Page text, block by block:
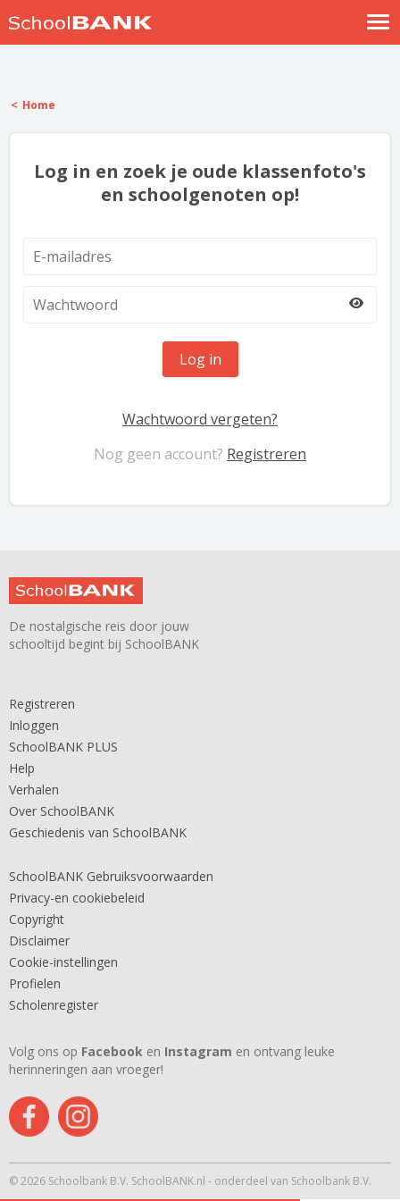
Help
Home
Log in en zoek je oude klassenfoto's
en schoolgenoten op!
Log in
Wachtwoord vergeten?
Nog geen account? Registreren
De nostalgische reis door jouw
schooltijd begint bij SchoolBANK
Registreren
Inloggen
SchoolBANK PLUS
Help
Verhalen
Over SchoolBANK
Geschiedenis van SchoolBANK
SchoolBANK Gebruiksvoorwaarden
Privacy-en cookiebeleid
Copyright
Disclaimer
Cookie-instellingen
Profielen
Scholenregister
Volg ons op Facebook en Instagram en ontvang leuke
herinneringen aan vroeger!
© 2026 Schoolbank B.V. SchoolBANK.nl - onderdeel van Schoolbank B.V.